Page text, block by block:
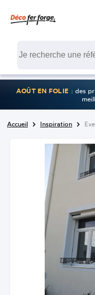
AOÛT EN FOLIE : des
Accueil Inspiration